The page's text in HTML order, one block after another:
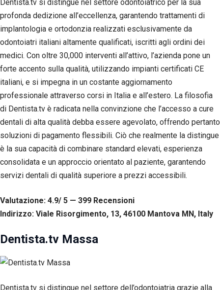
Dentista.tv si distingue nel settore odontoiatrico per la sua
profonda dedizione all’eccellenza, garantendo trattamenti di
implantologia e ortodonzia realizzati esclusivamente da
odontoiatri italiani altamente qualificati, iscritti agli ordini dei
medici. Con oltre 30,000 interventi all’attivo, l’azienda pone un
forte accento sulla qualità, utilizzando impianti certificati CE
italiani, e si impegna in un costante aggiornamento
professionale attraverso corsi in Italia e all’estero. La filosofia
di Dentista.tv è radicata nella convinzione che l’accesso a cure
dentali di alta qualità debba essere agevolato, offrendo pertanto
soluzioni di pagamento flessibili. Ciò che realmente la distingue
è la sua capacità di combinare standard elevati, esperienza
consolidata e un approccio orientato al paziente, garantendo
servizi dentali di qualità superiore a prezzi accessibili.
Valutazione: 4.9/ 5 — 399 Recensioni
Indirizzo: Viale Risorgimento, 13, 46100 Mantova MN, Italy
Dentista.tv Massa
Dentista.tv si distingue nel settore dell’odontoiatria grazie alla
Esperienza
Per
permettere
esperienza
di
navigazione
sul nostro
sito durante
la tua visita.
questi
cookie,
funzioni del
sito non
saranno
disponibili.
Marketing
Condividendo i
comportamento
aumenti le
vedere contenuti